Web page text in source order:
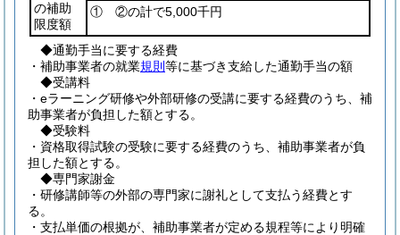
の補助
限度額
① ②の計で5,000千円
◆通勤手当に要する経費
・補助事業者の就業規則 等に基づき支給した通勤手当の額
◆受講料
・eラーニング研修や外部研修の受講に要する経費のうち、補
助事業者が負担した額とする。
◆受験料
・資格取得試験の受験に要する経費のうち、補助事業者が負
担した額とする。
◆専門家謝金
・研修講師等の外部の専門家に謝礼として支払う経費とす
る。
・支払単価の根拠が、補助事業者が定める規程等により明確